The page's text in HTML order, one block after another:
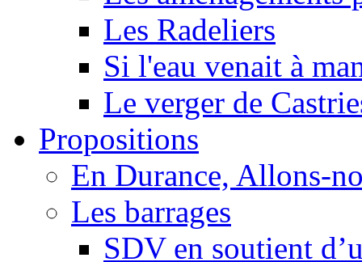
Les Radeliers
Si l'eau venait à
Le verger de
Propositions
En Durance, Allons-
Les barrages
SDV en soutient